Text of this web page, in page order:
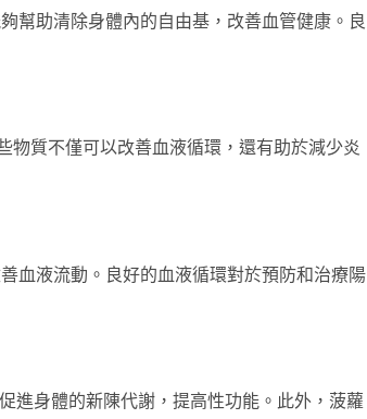
幫助清除身體內的自由基，改善血管健康。良
物質不僅可以改善血液循環，還有助於減少炎
血液流動。良好的血液循環對於預防和治療陽
進身體的新陳代謝，提高性功能。此外，菠蘿